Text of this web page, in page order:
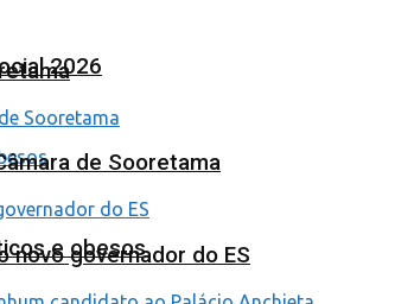
2026
e obesos
de Sooretama
novo governador do ES